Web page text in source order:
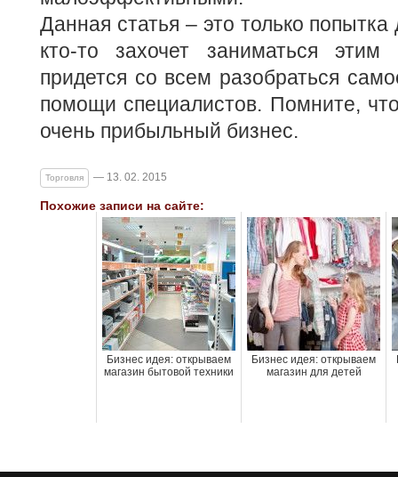
Данная статья – это только
кто-то захочет заниматься
придется со всем разобраться
помощи специалистов. Помните,
очень прибыльный бизнес.
Торговля — 13. 02. 2015
Похожие записи на сайте:
Бизнес идея: открываем
магазин бытовой техники
Бизнес идея: открываем
магазин для детей